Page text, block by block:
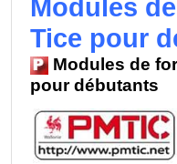
Modules
Tice pour
Modules de
pour débutants